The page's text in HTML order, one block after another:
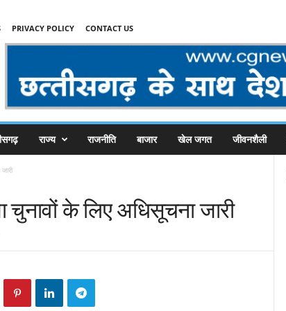
PRIVACY POLICY CONTACT US
राज्य राजनीति बाजार खेल जगत जीवनशैली
चुनावों के लिए अधिसूचना जारी